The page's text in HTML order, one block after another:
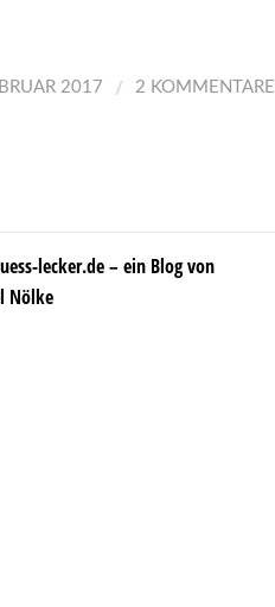
2017 / 2 KOMMENTARE
lecker.de – ein Blog von
Nölke